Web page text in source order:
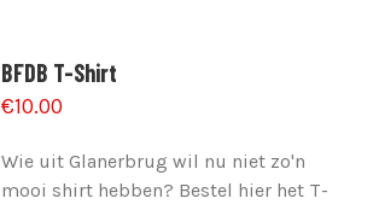
BFDB T-Shirt
€10.00
Wie uit Glanerbrug wil nu niet zo'n
mooi shirt hebben? Bestel hier het T-